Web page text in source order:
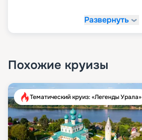
Развернуть
Похожие круизы
Тематический круиз: «Легенды Урала»